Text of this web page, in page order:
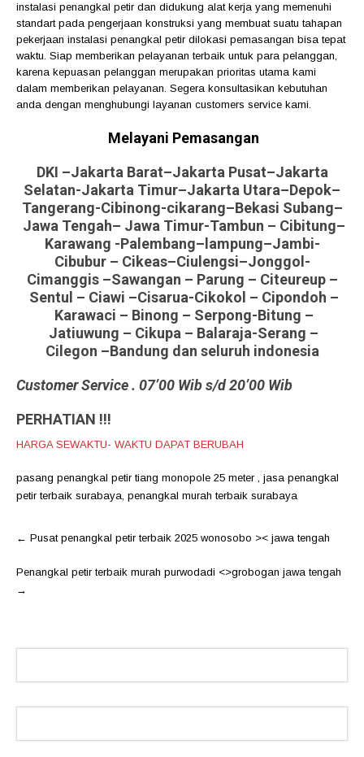
instalasi penangkal petir dan didukung alat kerja yang memenuhi
standart pada pengerjaan konstruksi yang membuat suatu tahapan
pekerjaan instalasi penangkal petir dilokasi pemasangan bisa tepat
waktu. Siap memberikan pelayanan terbaik untuk para pelanggan,
karena kepuasan pelanggan merupakan prioritas utama kami
dalam memberikan pelayanan. Segera konsultasikan kebutuhan
anda dengan menghubungi layanan customers service kami.
Melayani Pemasangan
DKI –Jakarta Barat–Jakarta Pusat–Jakarta
Selatan-Jakarta Timur–Jakarta Utara–Depok–
Tangerang-Cibinong-cikarang–Bekasi Subang–
Jawa Tengah– Jawa Timur-Tambun – Cibitung–
Karawang -Palembang–lampung–Jambi-
Cibubur – Cikeas–Ciulengsi–Jonggol-
Cimanggis –Sawangan – Parung – Citeureup –
Sentul – Ciawi –Cisarua-Cikokol – Cipondoh –
Karawaci – Binong – Serpong-Bitung –
Jatiuwung – Cikupa – Balaraja-Serang –
Cilegon –Bandung dan seluruh indonesia
Customer Service . 07’00 Wib s/d 20’00 Wib
PERHATIAN !!!
HARGA SEWAKTU- WAKTU DAPAT BERUBAH
pasang penangkal petir tiang monopole 25 meter , jasa penangkal
petir terbaik surabaya, penangkal murah terbaik surabaya
Post
← Pusat penangkal petir terbaik 2025 wonosobo >< jawa tengah
Penangkal petir terbaik murah purwodadi <>grobogan jawa tengah
→